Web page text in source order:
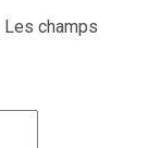
Les champs